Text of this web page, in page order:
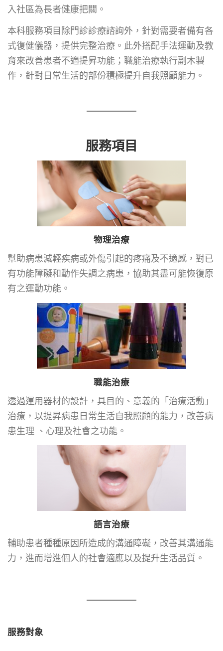
入社區為長者健康把關。
本科服務項目除門診診療諮詢外，針對需要者備有各
式復健儀器，提供完整治療。此外搭配手法運動及教
育來改善患者不適提昇功能；職能治療執行副木製
作，針對日常生活的部份積極提升自我照顧能力。
服務項目
物理治療
幫助病患減輕疾病或外傷引起的疼痛及不適感，對已
有功能障礙和動作失調之病患，協助其盡可能恢復原
有之運動功能。
職能治療
透過運用器材的設計，具目的、意義的「治療活動」
治療，以提昇病患日常生活自我照顧的能力，改善病
患生理 、心理及社會之功能。
語言治療
輔助患者種種原因所造成的溝通障礙，改善其溝通能
力，進而增進個人的社會適應以及提升生活品質。
服務對象